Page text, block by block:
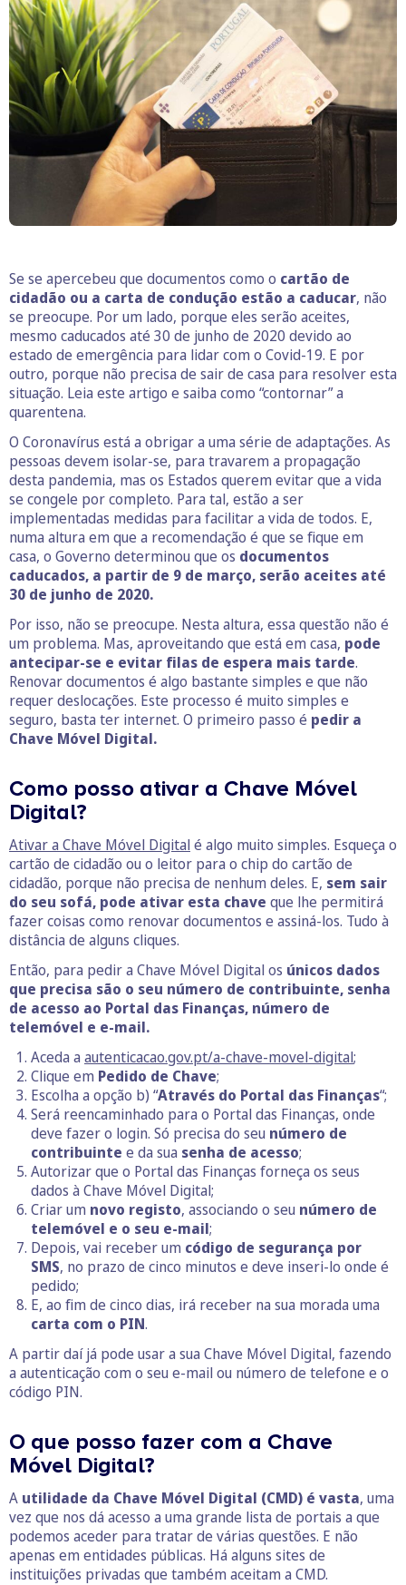
Se se apercebeu que documentos como o cartão de
cidadão ou a carta de condução estão a caducar, não
se preocupe. Por um lado, porque eles serão aceites,
mesmo caducados até 30 de junho de 2020 devido ao
estado de emergência para lidar com o Covid-19. E por
outro, porque não precisa de sair de casa para resolver esta
situação. Leia este artigo e saiba como “contornar” a
quarentena.
O Coronavírus está a obrigar a uma série de adaptações. As
pessoas devem isolar-se, para travarem a propagação
desta pandemia, mas os Estados querem evitar que a vida
se congele por completo. Para tal, estão a ser
implementadas medidas para facilitar a vida de todos. E,
numa altura em que a recomendação é que se fique em
casa, o Governo determinou que os documentos
caducados, a partir de 9 de março, serão aceites até
30 de junho de 2020.
Por isso, não se preocupe. Nesta altura, essa questão não é
um problema. Mas, aproveitando que está em casa, pode
antecipar-se e evitar filas de espera mais tarde.
Renovar documentos é algo bastante simples e que não
requer deslocações. Este processo é muito simples e
seguro, basta ter internet. O primeiro passo é pedir a
Chave Móvel Digital.
Como posso ativar a Chave Móvel
Digital?
Ativar a Chave Móvel Digital é algo muito simples. Esqueça o
cartão de cidadão ou o leitor para o chip do cartão de
cidadão, porque não precisa de nenhum deles. E, sem sair
do seu sofá, pode ativar esta chave que lhe permitirá
fazer coisas como renovar documentos e assiná-los. Tudo à
distância de alguns cliques.
Então, para pedir a Chave Móvel Digital os únicos dados
que precisa são o seu número de contribuinte, senha
de acesso ao Portal das Finanças, número de
telemóvel e e-mail.
Aceda a autenticacao.gov.pt/a-chave-movel-digital;
Clique em Pedido de Chave;
Escolha a opção b) “Através do Portal das Finanças“;
Será reencaminhado para o Portal das Finanças, onde
deve fazer o login. Só precisa do seu número de
contribuinte e da sua senha de acesso;
Autorizar que o Portal das Finanças forneça os seus
dados à Chave Móvel Digital;
Criar um novo registo, associando o seu número de
telemóvel e o seu e-mail;
Depois, vai receber um código de segurança por
SMS, no prazo de cinco minutos e deve inseri-lo onde é
pedido;
E, ao fim de cinco dias, irá receber na sua morada uma
carta com o PIN.
A partir daí já pode usar a sua Chave Móvel Digital, fazendo
a autenticação com o seu e-mail ou número de telefone e o
código PIN.
O que posso fazer com a Chave
Móvel Digital?
A utilidade da Chave Móvel Digital (CMD) é vasta, uma
vez que nos dá acesso a uma grande lista de portais a que
podemos aceder para tratar de várias questões. E não
apenas em entidades públicas. Há alguns sites de
instituições privadas que também aceitam a CMD.